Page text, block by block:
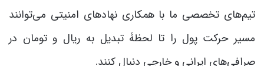
تیم‌های تخصصی ما با همکاری نهادهای امنیتی می‌توانند
مسیر حرکت پول را تا لحظۀ تبدیل به ریال و تومان در
صرافی‌های ایرانی و خارجی دنبال کنند.